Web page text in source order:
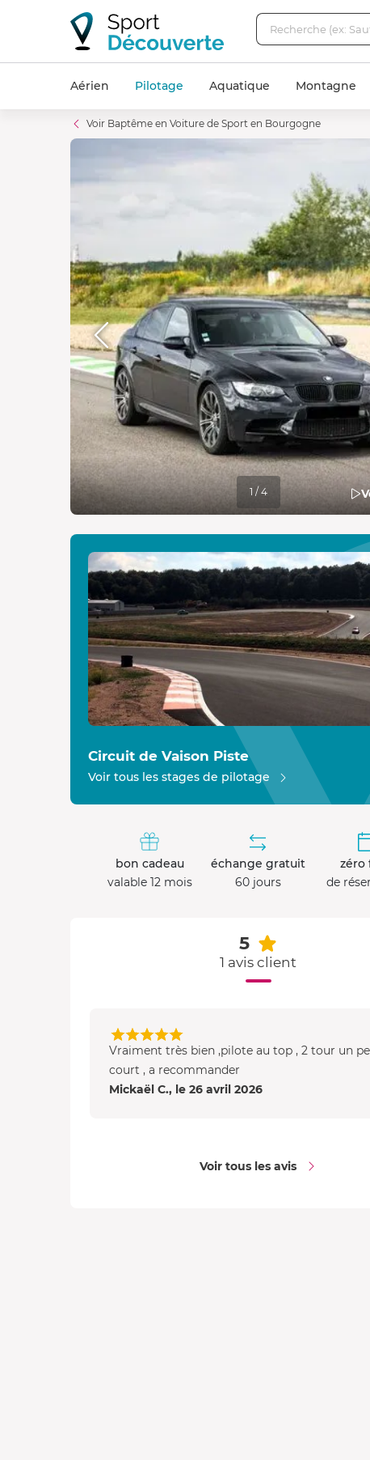
Aérien Pilotage Aquatique Montagne
Voir Baptême en Voiture de Sport en Bourgogne
1 / 4
Circuit de Vaison Piste
Voir tous les stages de pilotage
bon cadeau
valable 12 mois
échange gratuit
60 jours
zéro
de
5
1 avis client
Vraiment très bien ,pilote au top , 2 tour un
court , a recommander
Mickaël C., le 26 avril 2026
Voir tous les avis